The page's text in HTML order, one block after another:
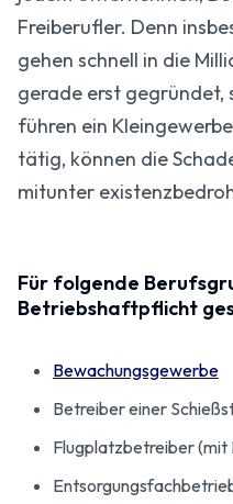
Freiberufler. Denn
gehen schnell in die
gerade erst gegründet,
führen ein
tätig, können die
mitunter
Für folgende
Betriebshaftpflicht
Bewachungsgewerbe
Betreiber einer
Flugplatzbetreiber